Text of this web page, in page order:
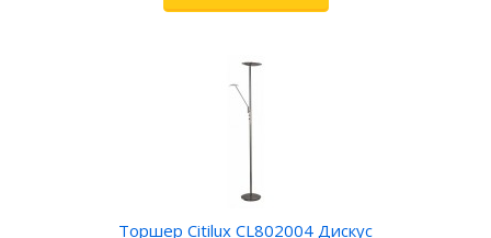
Торшер Citilux CL802004 Дискус